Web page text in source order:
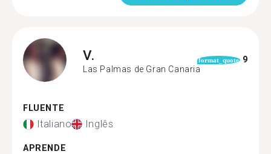
V.
Las Palmas de Gran Canaria
format_quote 9
FLUENTE
Italiano Inglês
APRENDE